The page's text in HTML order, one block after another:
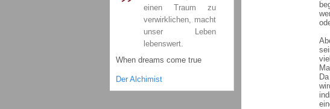
einen Traum zu
verwirklichen, macht
unser Leben
lebenswert.
When dreams come true
Der Alchimist